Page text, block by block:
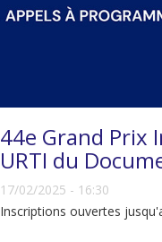
44e Grand Prix
URTI du
17/02/2025 - 16:30
Inscriptions ouvertes